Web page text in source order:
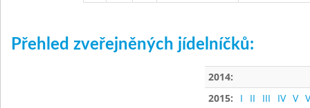
Přehled zveřejněných jídelníčků:
2014:
2015:
I II III IV V